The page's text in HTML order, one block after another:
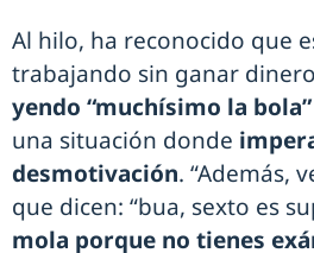
Al hilo, ha reconocido que
trabajando sin ganar
yendo “muchísimo la bola”
una situación donde
desmotivación. “Además,
que dicen: “bua, sexto es
mola porque no tienes